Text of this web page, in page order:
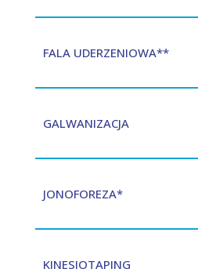
FALA UDERZENIOWA**
GALWANIZACJA
JONOFOREZA*
KINESIOTAPING